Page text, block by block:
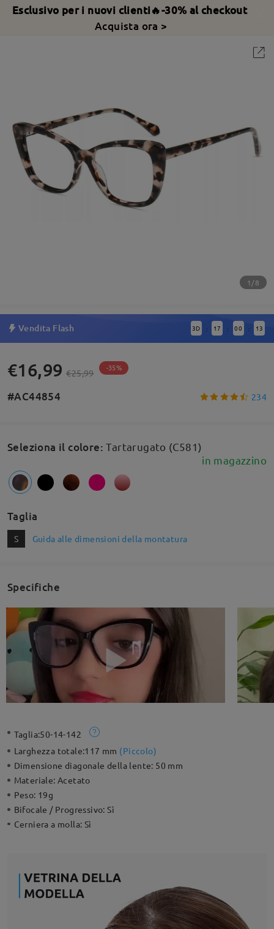
Esclusivo per i nuovi clienti🔥-30% al checkout
Acquista ora >
1/8
Vendita Flash 3D : 17 : 00 : 13
€16,99 €25,99 -35%
#AC44854 234
Seleziona il colore:Tartarugato (C581)
in magazzino
Taglia
S Guida alle dimensioni della montatura
Specifiche
Taglia:50-14-142
Larghezza totale:117 mm (Piccolo)
Dimensione diagonale della lente: 50 mm
Materiale:Acetato
Peso: 19g
Bifocale / Progressivo:Sì
Cerniera a molla: Sì